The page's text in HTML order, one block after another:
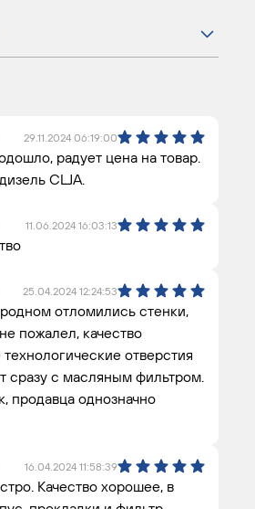
29.11.2024 06:19:00
радует цена на товар.
CLJA.
11.06.2024 16:03:13
25.04.2024 12:24:53
отломились стенки,
пожалел, качество
отверстия
сразу с масляным фильтром.
продавца однозначно
16.04.2024 11:58:39
Качество хорошее, в